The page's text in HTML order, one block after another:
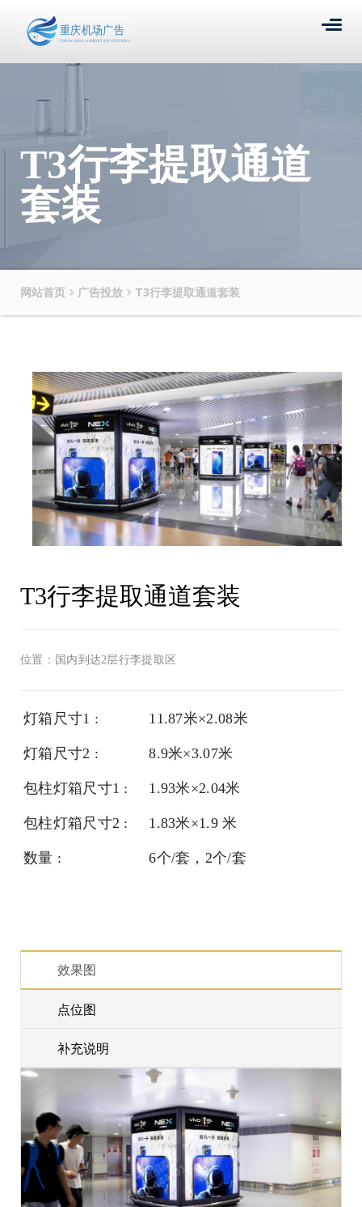
T3行李提取通道
套装
网站首页 广告投放 T3行李提取通道套装
T3行李提取通道套装
位置：国内到达2层行李提取区
灯箱尺寸1 : 11.87米×2.08米
灯箱尺寸2 : 8.9米×3.07米
包柱灯箱尺寸1 : 1.93米×2.04米
包柱灯箱尺寸2 : 1.83米×1.9 米
数量 : 6个/套，2个/套
效果图
点位图
补充说明